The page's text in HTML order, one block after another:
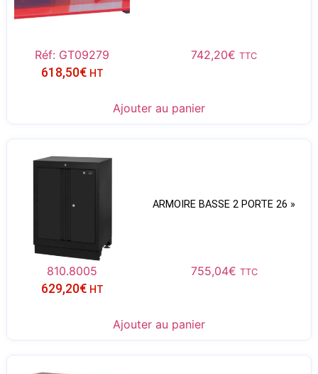
Réf: GT09279 742,20€ TTC
618,50€ HT
Ajouter au panier
ARMOIRE BASSE 2 PORTE 26 »
810.8005 755,04€ TTC
629,20€ HT
Ajouter au panier